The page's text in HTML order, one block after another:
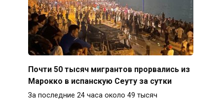
Почти 50 тысяч мигрантов прорвались из
Марокко в испанскую Сеуту за сутки
За последние 24 часа около 49 тысяч